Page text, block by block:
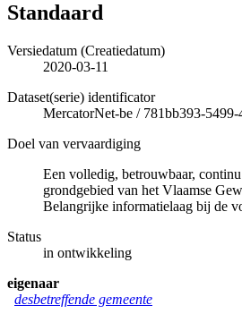
Standaard
Versiedatum (Creatiedatum)
2020-03-11
Dataset(serie) identificator
MercatorNet-be / 781bb393-
Doel van vervaardiging
Een volledig, betrouwbaar,
grondgebied van het Vlaamse
Belangrijke informatielaag bij de
Status
in ontwikkeling
eigenaar
desbetreffende gemeente